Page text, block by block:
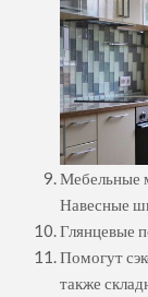
Мебельные
Навесные
Глянцевые
Помогут
также